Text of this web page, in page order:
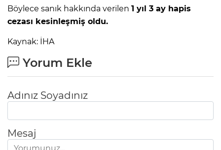
Böylece sanık hakkında verilen 1 yıl 3 ay hapis
cezası kesinleşmiş oldu.
Kaynak: İHA
Yorum Ekle
Adınız Soyadınız
Mesaj